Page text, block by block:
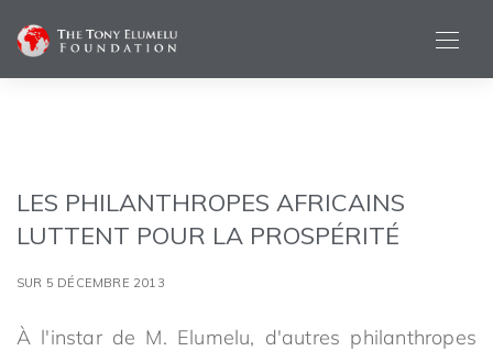
LES PHILANTHROPES AFRICAINS
LUTTENT POUR LA PROSPÉRITÉ
SUR 5 DÉCEMBRE 2013
À l'instar de M. Elumelu, d'autres philanthropes